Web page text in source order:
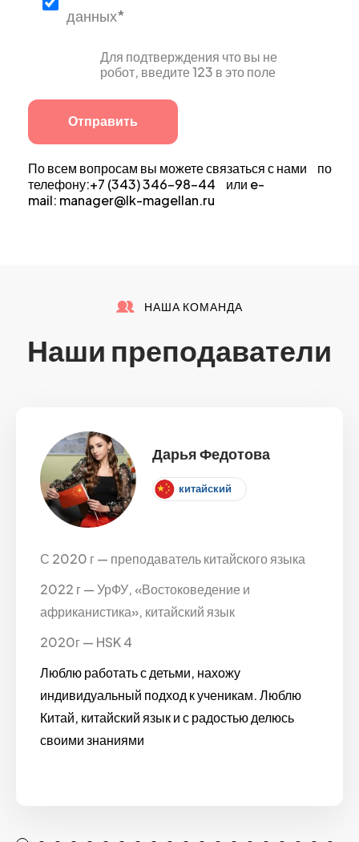
данных*
Для подтверждения что вы не
робот, введите 123 в это поле
По всем вопросам вы можете связаться с нами по
телефону:+7 (343) 346-98-44 или e-
mail: manager@lk-magellan.ru
НАША КОМАНДА
Наши преподаватели
Дарья Федотова
китайский
С 2020 г — преподаватель китайского языка
2022 г — УрФУ, «Востоковедение и
африканистика», китайский язык
2020г — HSK 4
Люблю работать с детьми, нахожу
индивидуальный подход к ученикам. Люблю
Китай, китайский язык и с радостью делюсь
своими знаниями